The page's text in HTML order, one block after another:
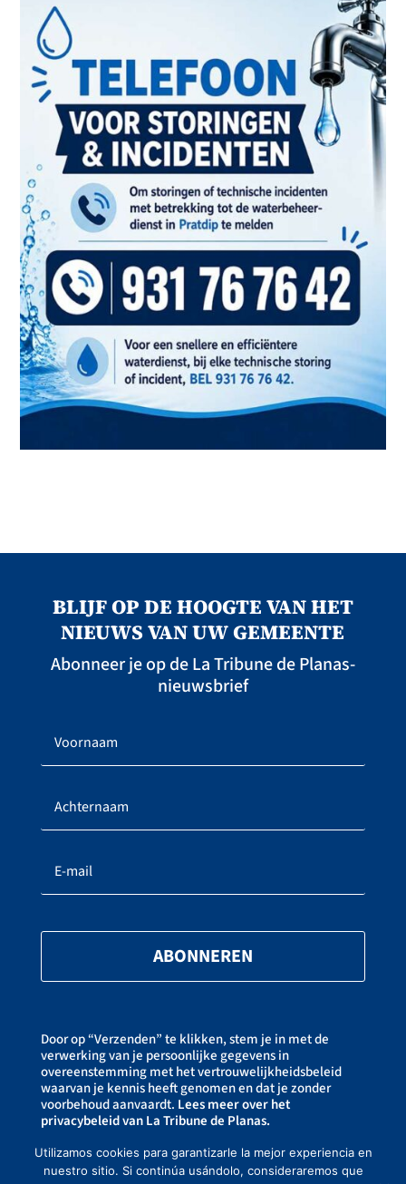
BLIJF OP DE HOOGTE VAN HET
NIEUWS VAN UW GEMEENTE
Abonneer je op de La Tribune de Planas-
nieuwsbrief
ABONNEREN
Door op “Verzenden” te klikken, stem je in met de
verwerking van je persoonlijke gegevens in
overeenstemming met het vertrouwelijkheidsbeleid
waarvan je kennis heeft genomen en dat je zonder
voorbehoud aanvaardt. Lees meer over het
privacybeleid van La Tribune de Planas.
onderaan onze nieuwsbrieven te klikken.
Utilizamos cookies para garantizarle la mejor experiencia en
nuestro sitio. Si continúa usándolo, consideraremos que